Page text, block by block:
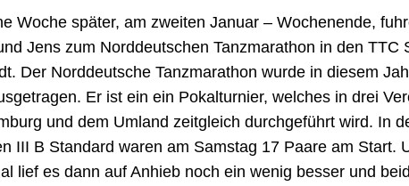
Woche später, am zweiten Januar – Wochenende,
Jens zum Norddeutschen Tanzmarathon in den TTC
Der Norddeutsche Tanzmarathon wurde in diesem
Er ist ein ein Pokalturnier, welches in drei
und dem Umland zeitgleich durchgeführt wird. In
III B Standard waren am Samstag 17 Paare am Start.
lief es dann auf Anhieb noch ein wenig besser und